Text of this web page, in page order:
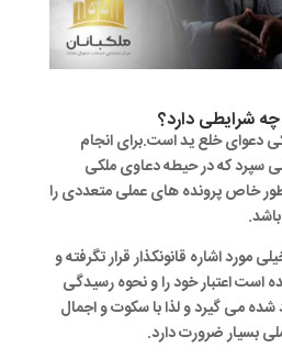
شرایطی دارد؟
دعوای خلع ید است.برای انجام
سپرد که در حیطه دعاوی ملکی
طور خاص پرونده های عملی متعددی را
مورد اشاره قانونکذار قرار تگرفته و
است اعتبار خود را و نحوه رسیدگی
شده می گیرد و لذا با سکوت و اجمال
بسیار ضرورت دارد.